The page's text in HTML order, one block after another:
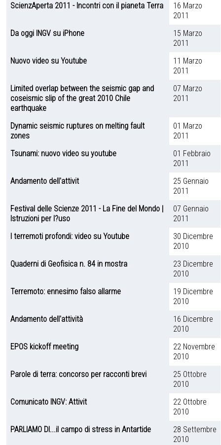
ScienzAperta 2011 - Incontri con il pianeta Terra
16 Marzo
2011
Da oggi INGV su iPhone
15 Marzo
2011
Nuovo video su Youtube
11 Marzo
2011
Limited overlap between the seismic gap and
coseismic slip of the great 2010 Chile
earthquake
07 Marzo
2011
Dynamic seismic ruptures on melting fault
zones
01 Marzo
2011
Tsunami: nuovo video su youtube
01 Febbraio
2011
Andamento dell'attivit
25 Gennaio
2011
Festival delle Scienze 2011 - La Fine del Mondo |
Istruzioni per l?uso
07 Gennaio
2011
I terremoti profondi: video su Youtube
30 Dicembre
2010
Quaderni di Geofisica n. 84 in mostra
23 Dicembre
2010
Terremoto: ennesimo falso allarme
19 Dicembre
2010
Andamento dell'attività
16 Dicembre
2010
EPOS kickoff meeting
22 Novembre
2010
Parole di terra: concorso per racconti brevi
25 Ottobre
2010
Comunicato INGV: Attivit
22 Ottobre
2010
PARLIAMO DI...il campo di stress in Antartide
28 Settembre
2010